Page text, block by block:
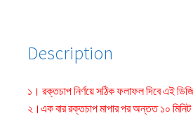
)
Description
১। রক্তচাপ নির্ণয়ে সঠিক ফলাফল দিবে এই
২।এক বার রক্তচাপ মাপার পর অন্তত ১০